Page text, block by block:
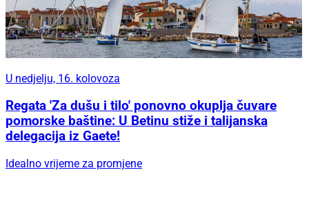
U nedjelju, 16. kolovoza
Regata 'Za dušu i tilo' ponovno okuplja čuvare
pomorske baštine: U Betinu stiže i talijanska
delegacija iz Gaete!
Idealno vrijeme za promjene